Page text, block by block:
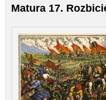
Matura 17.